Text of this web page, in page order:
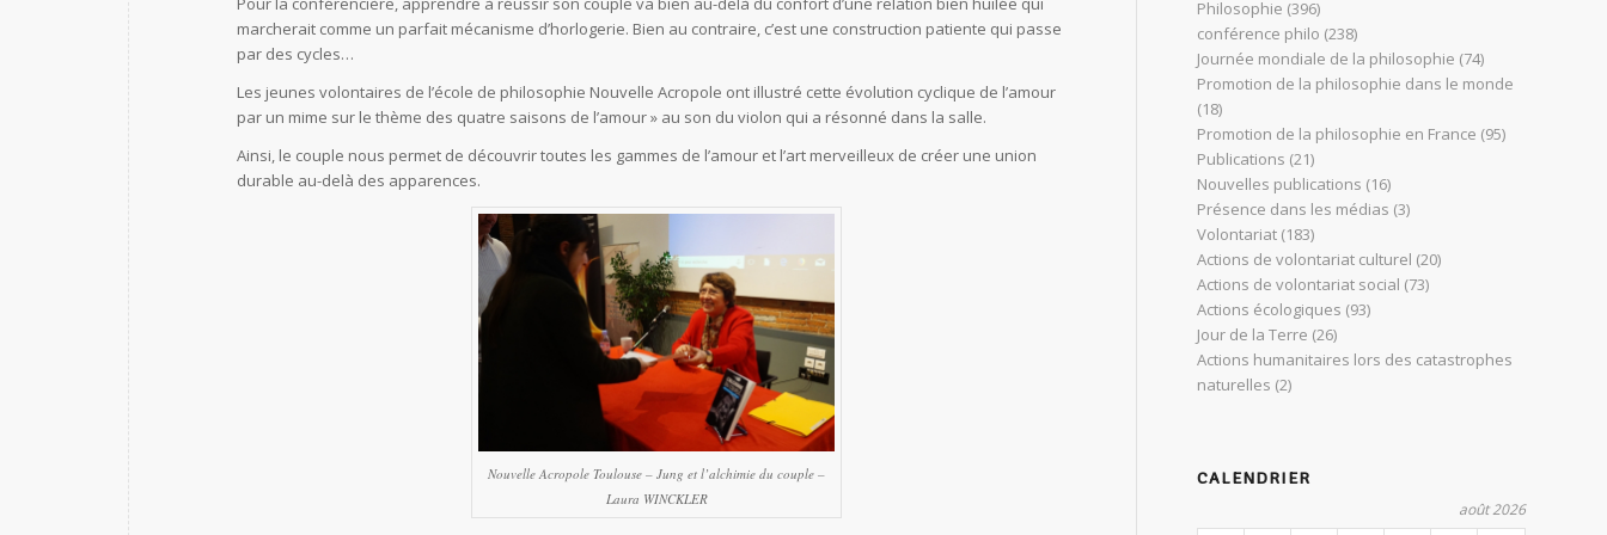
marcherait comme un parfait mécanisme d’horlogerie. Bien au contraire, c’est une construction patiente qui passe
par des cycles…
Les jeunes volontaires de l’école de philosophie Nouvelle Acropole ont illustré cette évolution cyclique de l’amour
par un mime sur le thème des quatre saisons de l’amour » au son du violon qui a résonné dans la salle.
Ainsi, le couple nous permet de découvrir toutes les gammes de l’amour et l’art merveilleux de créer une union
durable au-delà des apparences.
Nouvelle Acropole Toulouse – Jung et l’alchimie du couple –
Laura WINCKLER
Philosophie (396)
conférence philo (238)
Journée mondiale de la philosophie (74)
Promotion de la philosophie dans le monde
(18)
Promotion de la philosophie en France (95)
Publications (21)
Nouvelles publications (16)
Présence dans les médias (3)
Volontariat (183)
Actions de volontariat culturel (20)
Actions de volontariat social (73)
Actions écologiques (93)
Jour de la Terre (26)
Actions humanitaires lors des catastrophes
naturelles (2)
CALENDRIER
août 2026